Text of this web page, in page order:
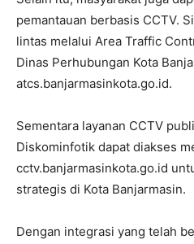
pemantauan berbasis CCTV.
lintas melalui Area Traffic
Dinas Perhubungan Kota
atcs.banjarmasinkota.go.id.
Sementara layanan CCTV
Diskominfotik dapat diakses
cctv.banjarmasinkota.go.id
strategis di Kota Banjarmasin.
Dengan integrasi yang telah